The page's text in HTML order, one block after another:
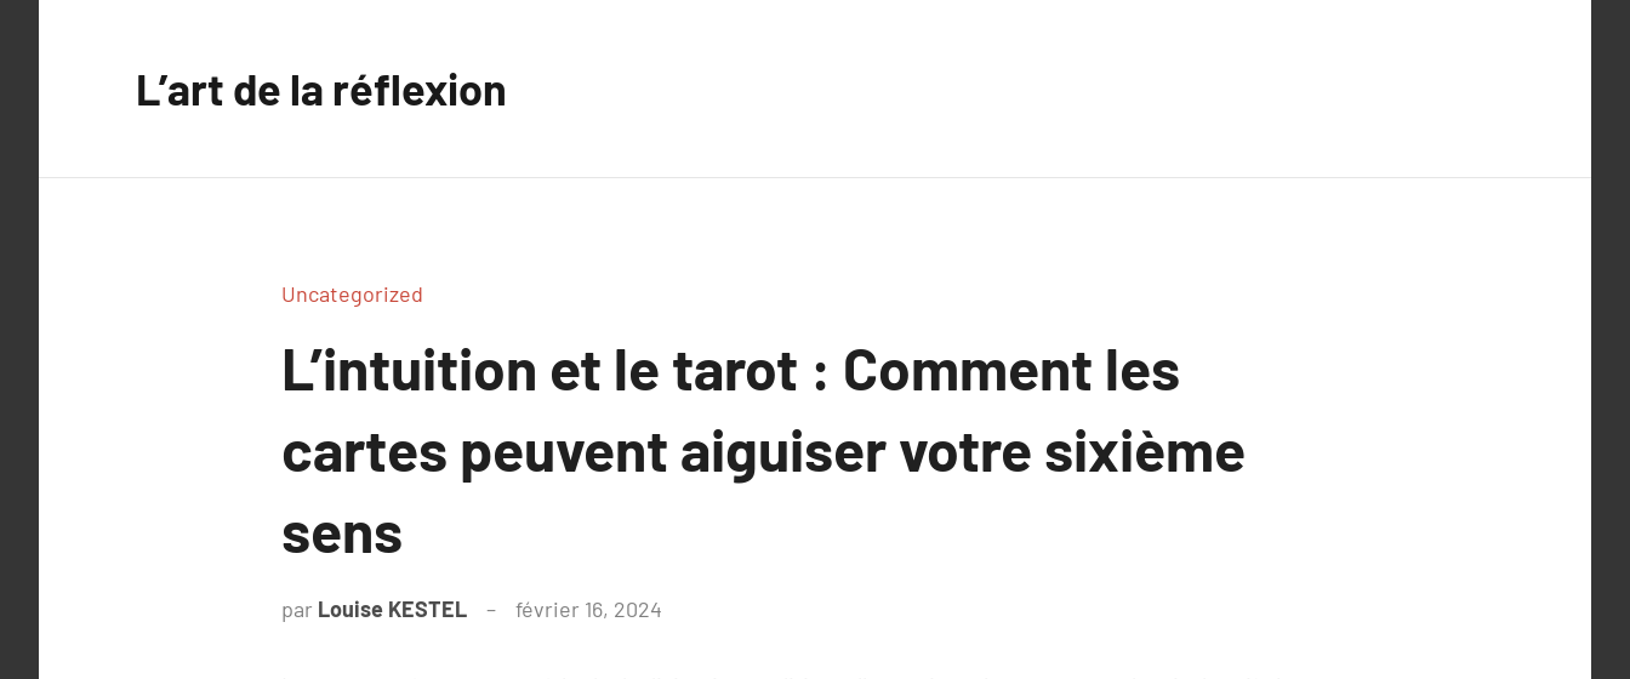
L’art de la réflexion
Uncategorized
L’intuition et le tarot : Comment les
cartes peuvent aiguiser votre sixième
sens
par Louise KESTEL février 16, 2024